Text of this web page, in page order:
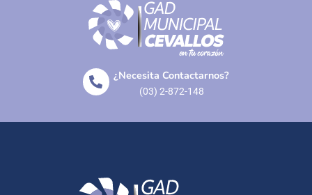
¿Necesita Contactarnos?
(03) 2-872-148